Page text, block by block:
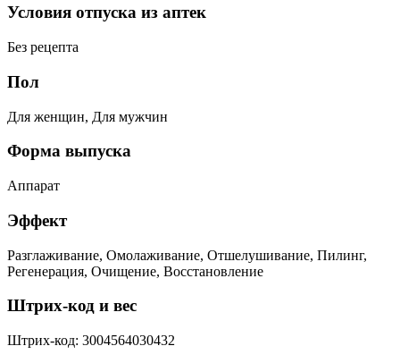
Условия отпуска из аптек
Без рецепта
Пол
Для женщин, Для мужчин
Форма выпуска
Аппарат
Эффект
Разглаживание, Омолаживание, Отшелушивание, Пилинг,
Регенерация, Очищение, Восстановление
Штрих-код и вес
Штрих-код: 3004564030432